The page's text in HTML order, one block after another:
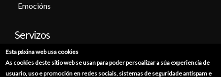
Emocións
Servizos
Cita previa
Sede electrónica
Esta páxina web usa cookies
As cookies deste sitio web se usan para poder persoalizar a súa experiencia de
usuario, uso e promoción en redes sociais, sistemas de seguridade antispam e